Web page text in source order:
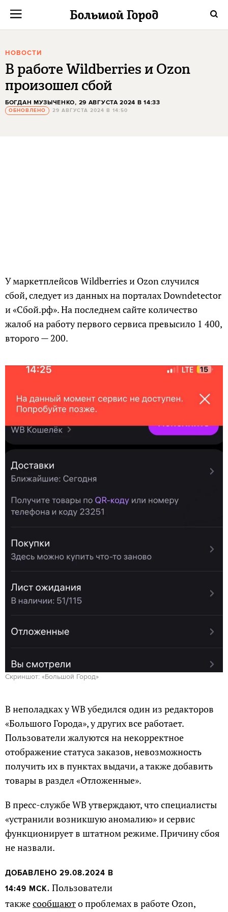
НОВОСТИ
В работе Wildberries и Ozon
произошел сбой
БОГДАН МУЗЫЧЕНКО, 29 АВГУСТА 2024 В 14:33
ОБНОВЛЕНО 29 АВГУСТА 2024 В 14:50
У маркетплейсов Wildberries и Ozon случился
сбой, следует из данных на порталах Downdetector
и «Сбой.рф». На последнем сайте количество
жалоб на работу первого сервиса превысило 1 400,
второго — 200.
Скриншот: «Большой Город»
В неполадках у WB убедился один из редакторов
«Большого Города», у других все работает.
Пользователи жалуются на некорректное
отображение статуса заказов, невозможность
получить их в пунктах выдачи, а также добавить
товары в раздел «Отложенные».
В пресс-службе WB утверждают, что специалисты
«устранили возникшую аномалию» и сервис
функционирует в штатном режиме. Причину сбоя
не назвали.
ДОБАВЛЕНО 29.08.2024 В
14:49 МСК. Пользователи
такжесообщаюто проблемах в работе Ozon,